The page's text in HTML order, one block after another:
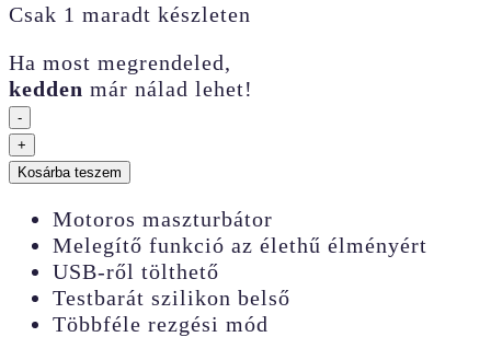
Csak 1 maradt készleten
Ha most megrendeled,
kedden már nálad lehet!
-
Teazers
férfi
mennyiség
+
Kosárba teszem
Motoros maszturbátor
Melegítő funkció az élethű élményért
USB-ről tölthető
Testbarát szilikon belső
Többféle rezgési mód